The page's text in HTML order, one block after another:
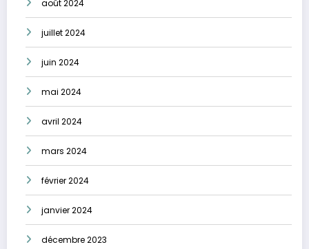
août 2024
juillet 2024
juin 2024
mai 2024
avril 2024
mars 2024
février 2024
janvier 2024
décembre 2023